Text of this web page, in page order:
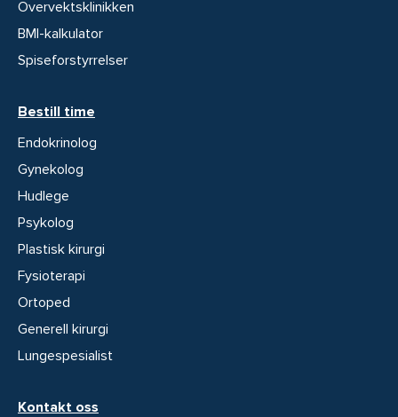
Overvektsklinikken
BMI-kalkulator
Spiseforstyrrelser
Bestill time
Endokrinolog
Gynekolog
Hudlege
Psykolog
Plastisk kirurgi
Fysioterapi
Ortoped
Generell kirurgi
Lungespesialist
Kontakt oss